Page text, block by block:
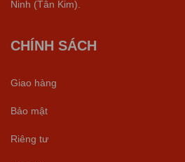
Ninh (Tân Kim).
CHÍNH SÁCH
Giao hàng
Bảo mật
Riêng tư